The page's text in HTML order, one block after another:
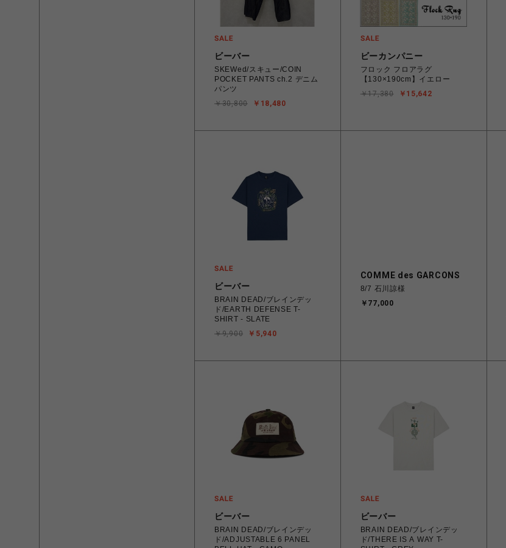
ビーバー
SKEWed/スキュー/COIN
POCKET PANTS ch.2 デニム
パンツ
￥18,480
￥30,800
ビーカンパニー
フロック フロアラグ
【130×190cm】イエロー
￥15,642
￥17,380
ビーバー
BRAIN DEAD/ブレインデッ
ド/EARTH DEFENSE T-
SHIRT - SLATE
￥5,940
￥9,900
COMME des GARCONS
8/7 石川諒様
￥77,000
ビーバー
BRAIN DEAD/ブレインデッ
ド/ADJUSTABLE 6 PANEL
ビーバー
BRAIN DEAD/ブレインデッ
ド/THERE IS A WAY T-